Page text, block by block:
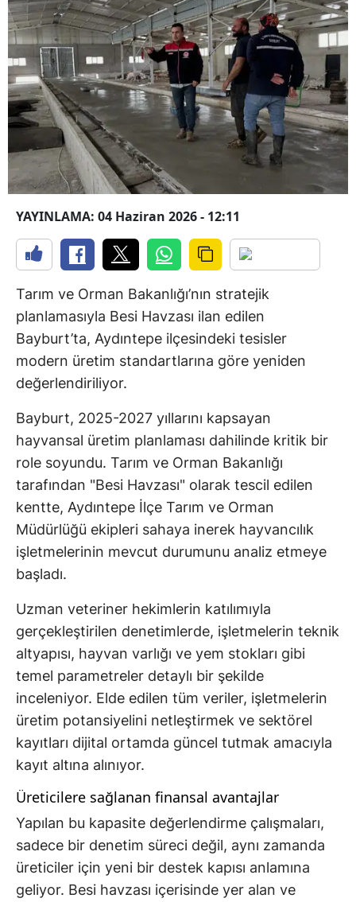
YAYINLAMA: 04 Haziran 2026 - 12:11
Tarım ve Orman Bakanlığı’nın stratejik
planlamasıyla Besi Havzası ilan edilen
Bayburt’ta, Aydıntepe ilçesindeki tesisler
modern üretim standartlarına göre yeniden
değerlendiriliyor.
Bayburt, 2025-2027 yıllarını kapsayan
hayvansal üretim planlaması dahilinde kritik bir
role soyundu. Tarım ve Orman Bakanlığı
tarafından "Besi Havzası" olarak tescil edilen
kentte, Aydıntepe İlçe Tarım ve Orman
Müdürlüğü ekipleri sahaya inerek hayvancılık
işletmelerinin mevcut durumunu analiz etmeye
başladı.
Uzman veteriner hekimlerin katılımıyla
gerçekleştirilen denetimlerde, işletmelerin teknik
altyapısı, hayvan varlığı ve yem stokları gibi
temel parametreler detaylı bir şekilde
inceleniyor. Elde edilen tüm veriler, işletmelerin
üretim potansiyelini netleştirmek ve sektörel
kayıtları dijital ortamda güncel tutmak amacıyla
kayıt altına alınıyor.
Üreticilere sağlanan finansal avantajlar
Yapılan bu kapasite değerlendirme çalışmaları,
sadece bir denetim süreci değil, aynı zamanda
üreticiler için yeni bir destek kapısı anlamına
geliyor. Besi havzası içerisinde yer alan ve